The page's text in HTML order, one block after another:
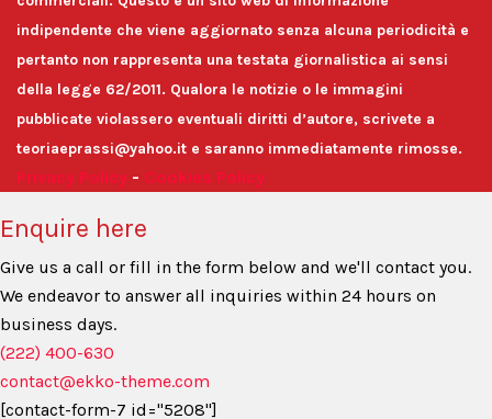
indipendente che viene aggiornato senza alcuna periodicità e
pertanto non rappresenta una testata giornalistica ai sensi
della legge 62/2011. Qualora le notizie o le immagini
pubblicate violassero eventuali diritti d’autore, scrivete a
teoriaeprassi@yahoo.it e saranno immediatamente rimosse.
Privacy Policy - Cookies Policy
Enquire here
Give us a call or fill in the form below and we'll contact you.
We endeavor to answer all inquiries within 24 hours on
business days.
(222) 400-630
contact@ekko-theme.com
[contact-form-7 id="5208"]